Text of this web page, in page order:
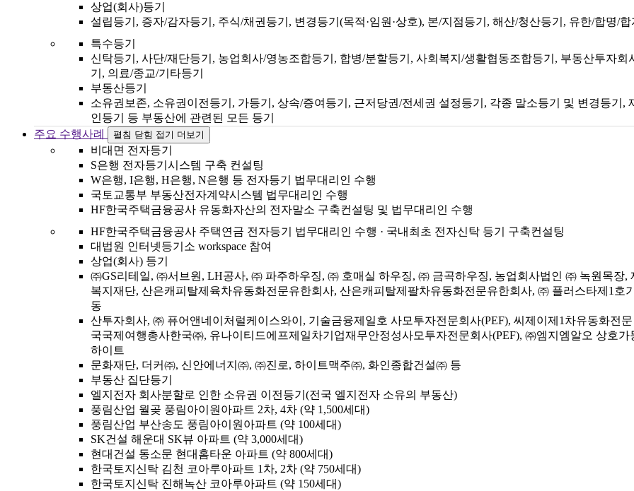
상업(회사)등기
설립등기, 증자/감자등기, 주식/채권등기, 변경등기(목적·임원·상호), 본/지점등기, 해산/청산등기, 유한/합명/
특수등기
신탁등기, 사단/재단등기, 농업회사/영농조합등기, 합병/분할등기, 사회복지/생활협동조합등기, 부동산투자회
기, 의료/종교/기타등기
부동산등기
소유권보존, 소유권이전등기, 가등기, 상속/증여등기, 근저당권/전세권 설정등기, 각종 말소등기 및 변경등기,
인등기 등 부동산에 관련된 모든 등기
주요 수행사례
펼침 닫힘 접기 더보기
비대면 전자등기
S은행 전자등기시스템 구축 컨설팅
W은행, I은행, H은행, N은행 등 전자등기 법무대리인 수행
국토교통부 부동산전자계약시스템 법무대리인 수행
HF한국주택금융공사 유동화자산의 전자말소 구축컨설팅 및 법무대리인 수행
HF한국주택금융공사 주택연금 전자등기 법무대리인 수행 · 국내최초 전자신탁 등기 구축컨설팅
대법원 인터넷등기소 workspace 참여
상업(회사) 등기
㈜GS리테일, ㈜서브원, LH공사, ㈜ 파주하우징, ㈜ 호매실 하우징, ㈜ 금곡하우징, 농업회사법인 ㈜ 녹원목장,
복지재단, 산은캐피탈제육차유동화전문유한회사, 산은캐피탈제팔차유동화전문유한회사, ㈜ 플러스타제1호
동
산투자회사, ㈜ 퓨어앤네이처럴케이스와이, 기술금융제일호 사모투자전문회사(PEF), 씨제이제1차유동화전
국국제여행총사한국㈜, 유나이티드에프제일차기업재무안정성사모투자전문회사(PEF), ㈜엠지엠알오 상호가
하이트
문화재단, 더커㈜, 신안에너지㈜, ㈜진로, 하이트맥주㈜, 화인종합건설㈜ 등
부동산 집단등기
엘지전자 회사분할로 인한 소유권 이전등기(전국 엘지전자 소유의 부동산)
풍림산업 월곶 풍림아이원아파트 2차, 4차 (약 1,500세대)
풍림산업 부산송도 풍림아이원아파트 (약 100세대)
SK건설 해운대 SK뷰 아파트 (약 3,000세대)
현대건설 동소문 현대홈타운 아파트 (약 800세대)
한국토지신탁 김천 코아루아파트 1차, 2차 (약 750세대)
한국토지신탁 진해녹산 코아루아파트 (약 150세대)